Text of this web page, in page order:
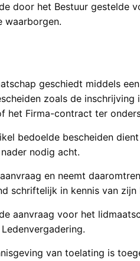
door het Bestuur gestelde
waarborgen.
geschiedt middels
zoals de inschrijving
het Firma-contract ter
bedoelde bescheiden
nodig acht.
en neemt
schriftelijk in kennis van zijn
aanvraag voor het
van toelating is